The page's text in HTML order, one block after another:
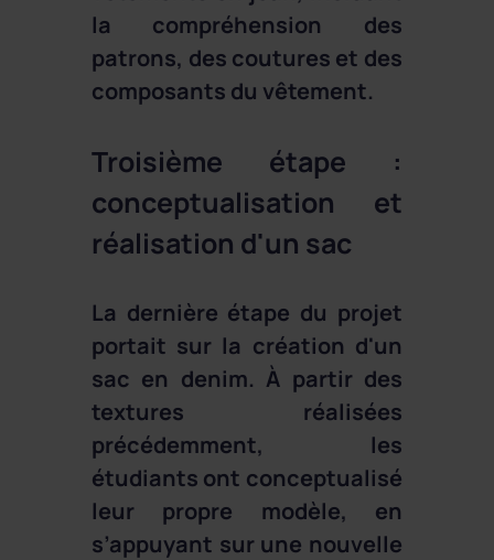
la compréhension des
patrons, des coutures et des
composants du vêtement.
Troisième étape :
conceptualisation et
réalisation d'un sac
La dernière étape du projet
portait sur la création d'un
sac en denim. À partir des
textures réalisées
précédemment, les
étudiants ont conceptualisé
leur propre modèle, en
s’appuyant sur une nouvelle